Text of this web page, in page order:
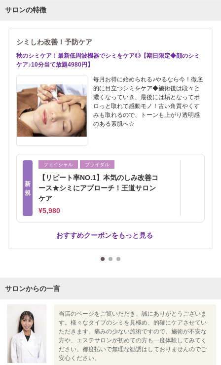
サロンの特徴
シミしわ改善！予防ケア
秋のシミケア！最新低周波機器でシミをケア◎【期日限定◆顔のシミ
ケア♪10分当て放題4980円】
毎月お得に始められる♪やるなら今！徹底
的に目立つシミをケア◆施術後は段々と
濃くなっていき、最後には垢となってポ
ロっと取れて感動モノ！古い角質やくす
みも取れるので、トーンも上がり透明感
のある素肌へ☆
新
規
フェイシャル ブライダル
【リピート率NO.1】本気のしみ改善コ
ース★シミにアプローチ！王道サロン
ケア
¥5,980
おすすめクーポンをもっと見る
サロンからの一言
当店のページをご覧いただき、誠にありがとうございま
す。様々なタイプのシミを見極め、的確にケアさせてい
ただきます。痛みの少ない施術ですので、施術が不安な
方や、エステサロンが初めての方も一度体験してみてく
ださい。都度払いで無理な勧誘はしておりませんのでご
安心ください。